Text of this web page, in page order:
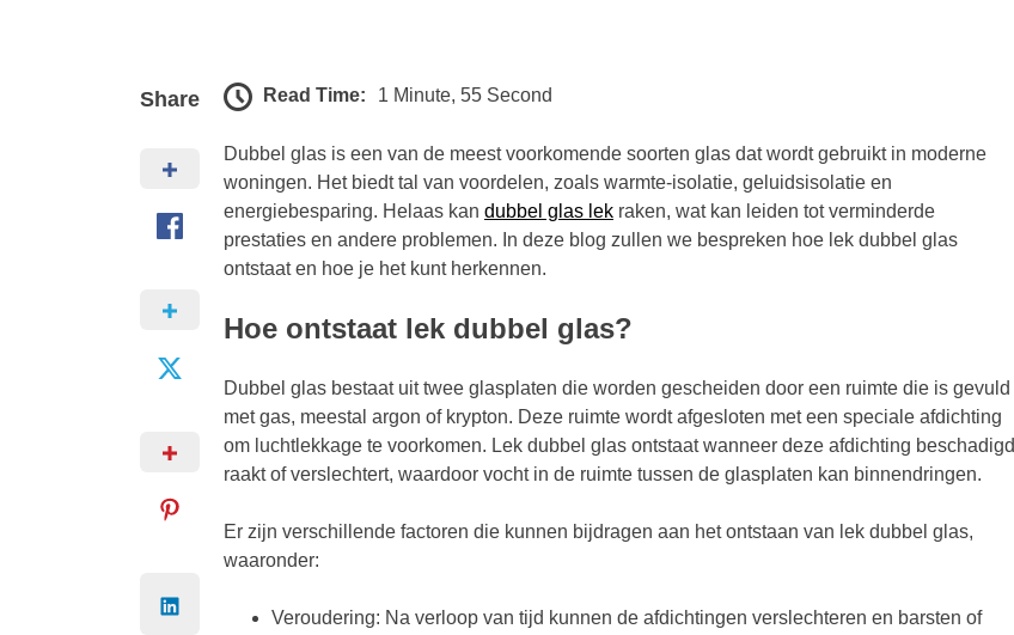
Share Read Time: 1 Minute, 55 Second
Dubbel glas is een van de meest voorkomende soorten glas dat wordt gebruikt in moderne
woningen. Het biedt tal van voordelen, zoals warmte-isolatie, geluidsisolatie en
energiebesparing. Helaas kan dubbel glas lek raken, wat kan leiden tot verminderde
prestaties en andere problemen. In deze blog zullen we bespreken hoe lek dubbel glas
ontstaat en hoe je het kunt herkennen.
Hoe ontstaat lek dubbel glas?
Dubbel glas bestaat uit twee glasplaten die worden gescheiden door een ruimte die is gevuld
met gas, meestal argon of krypton. Deze ruimte wordt afgesloten met een speciale afdichting
om luchtlekkage te voorkomen. Lek dubbel glas ontstaat wanneer deze afdichting beschadigd
raakt of verslechtert, waardoor vocht in de ruimte tussen de glasplaten kan binnendringen.
Er zijn verschillende factoren die kunnen bijdragen aan het ontstaan van lek dubbel glas,
waaronder:
Veroudering: Na verloop van tijd kunnen de afdichtingen verslechteren en barsten of